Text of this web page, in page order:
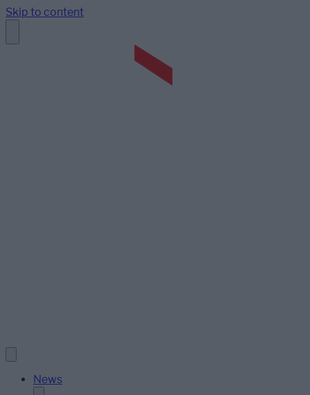
Skip to content
News